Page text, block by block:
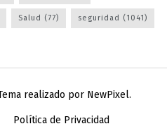
Salud (77) seguridad (1041)
realizado por NewPixel.
Política de Privacidad